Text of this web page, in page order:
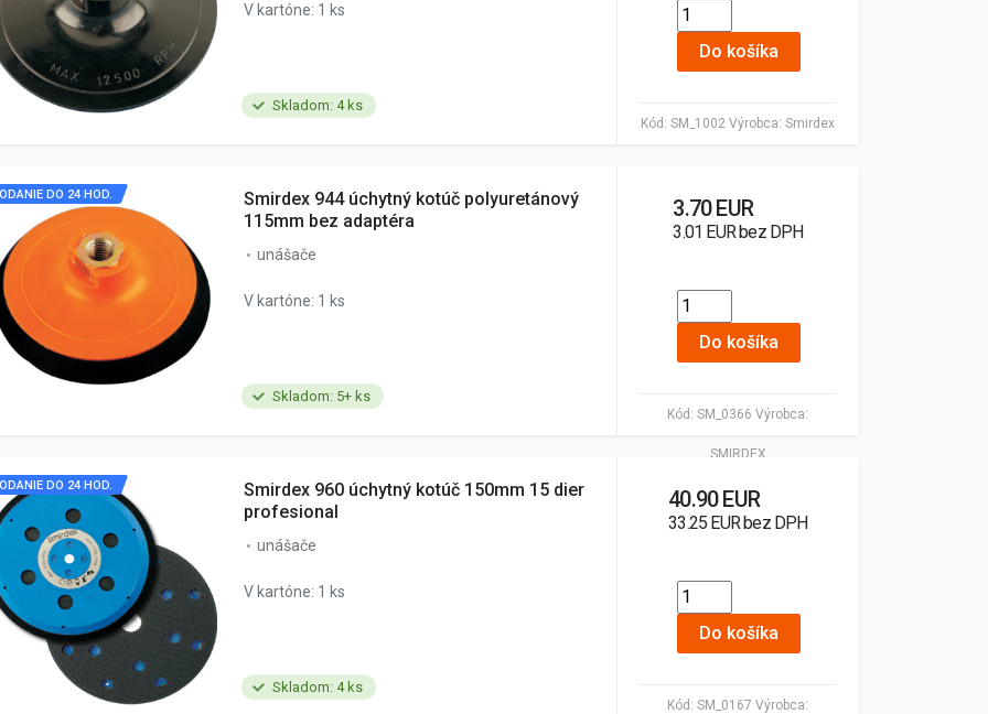
Skladom: 4 ks
Kód: SM_1002 Výrobca: Smirdex
V kartóne: 1 ks
Do košíka
Skladom: 5+ ks
Kód: SM_0366 Výrobca:
SMIRDEX
DO 24 HOD.
Smirdex 944 úchytný kotúč polyuretánový
115mm bez adaptéra
unášače
V kartóne: 1 ks
3.70 EUR
3.01 EUR bez DPH
Do košíka
Skladom: 4 ks
Kód: SM_0167 Výrobca:
DO 24 HOD.
Smirdex 960 úchytný kotúč 150mm 15 dier
profesional
unášače
V kartóne: 1 ks
40.90 EUR
33.25 EUR bez DPH
Do košíka